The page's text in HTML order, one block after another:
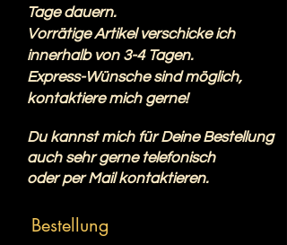
Tage dauern.
Vorrätige Artikel verschicke ich
innerhalb von 3-4 Tagen.
Express-Wünsche sind möglich,
kontaktiere mich gerne!
Du kannst mich für Deine Bestellung
auch sehr gerne telefonisch
oder per Mail kontaktieren.
Bestellung